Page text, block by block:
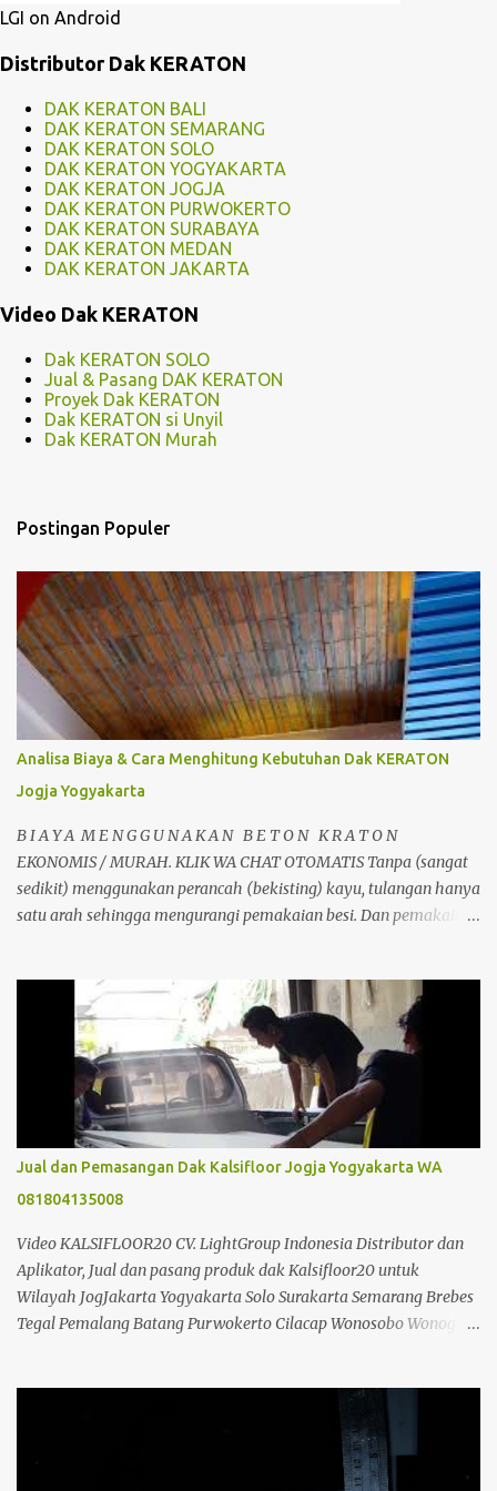
LGI on Android
Distributor Dak KERATON
DAK KERATON BALI
DAK KERATON SEMARANG
DAK KERATON SOLO
DAK KERATON YOGYAKARTA
DAK KERATON JOGJA
DAK KERATON PURWOKERTO
DAK KERATON SURABAYA
DAK KERATON MEDAN
DAK KERATON JAKARTA
Video Dak KERATON
Dak KERATON SOLO
Jual & Pasang DAK KERATON
Proyek Dak KERATON
Dak KERATON si Unyil
Dak KERATON Murah
Postingan Populer
Analisa Biaya & Cara Menghitung Kebutuhan Dak KERATON
Jogja Yogyakarta
B I A Y A M E N G G U N A K A N B E T O N K R A T O N
EKONOMIS / MURAH. KLIK WA CHAT OTOMATIS Tanpa (sangat
sedikit) menggunakan perancah (bekisting) kayu, tulangan hanya
satu arah sehingga mengurangi pemakaian besi. Dan pemakaian
pembongkaran. Jadi jelas dari segi perancah sangat ada
penghematan. dibandingkan dengan pembuatan plat lantai beton
konvensional biasa. Selain itu juga tidak memerlukan alat bantu
seperti krane, sehingga dapat mengurangi biaya konstruksi.
Analisa Perbandingan Cor Beton Konfensional Dan Dak Beton
Kraton Analisa Harga Biaya Pekerjaan Beton Kraton/m2 & Cara
Menghitung Kebutuhan Dak KERATON : 1m2 DAK KRATON
AREA JOGJA & JAWA TENGAH Bahan Volume Satuan Harga
Satuan Jumlah Kraton T= 10 Cm 20 m2 10 ,000.00
200,000.00 Besi ...
Jual dan Pemasangan Dak Kalsifloor Jogja Yogyakarta WA
081804135008
Video KALSIFLOOR20 CV. LightGroup Indonesia Distributor dan
Aplikator, Jual dan pasang produk dak Kalsifloor20 untuk
Wilayah JogJakarta Yogyakarta Solo Surakarta Semarang Brebes
Tegal Pemalang Batang Purwokerto Cilacap Wonosobo Wonogiri
Jepara Kendal dan Jawa Tengah; Telp/SMS/WA 088802725212 /
081804135008 / 081325157177 PIN BB 53897EDC CV. Light Group
Indonesia adalah salah satu perusahaan yang bergerak dibidang
Distributor, Suplier, Aplikator dan Kontraktor bahan bangunan di